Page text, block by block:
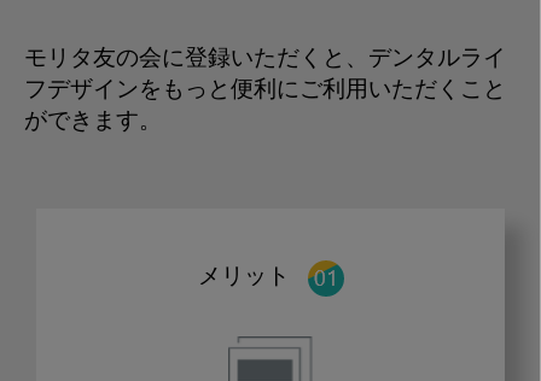
モリタ友の会に登録いただくと、デンタルライ
フデザインをもっと便利にご利用いただくこと
ができます。
メリット